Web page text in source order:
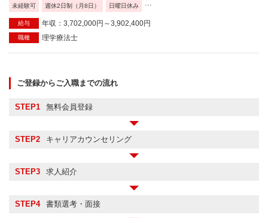
未経験可 週休2日制（月8日） 日曜日休み
給与 年収：3,702,000円～3,902,400円
職種 理学療法士
ご登録からご入職までの流れ
STEP1 無料会員登録
STEP2 キャリアカウンセリング
STEP3 求人紹介
STEP4 書類選考・面接